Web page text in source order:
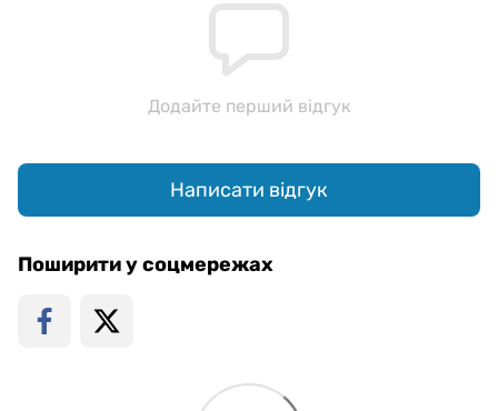
Додайте перший відгук
Написати відгук
Поширити у соцмережах